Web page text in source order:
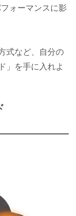
ォーマンスに影
式など、自分の
」を手に入れよ